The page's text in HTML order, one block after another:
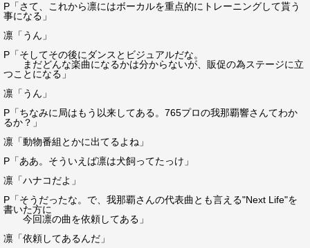
P「さて、これから凛にはボーカルを重点的にトレーニングして貰う
事になる」
凛「うん」
P「そしてその後にダンスとビジュアルだな。
まだどんな楽曲になるかは分からないが、販促の為ステージに立
つことになる」
凛「うん」
P「ちなみに局はもう以来してある。765プロの我那覇響さんてわか
るか？」
凛「動物番組とかに出てるよね」
P「ああ。そういえば凛は犬飼ってたっけ」
凛「ハナコだよ」
P「そうだったな。で、我那覇さんの代表曲とも言える"Next Life"を
書いた方に
今回凛の曲を依頼してある」
凛「依頼してあるんだ」